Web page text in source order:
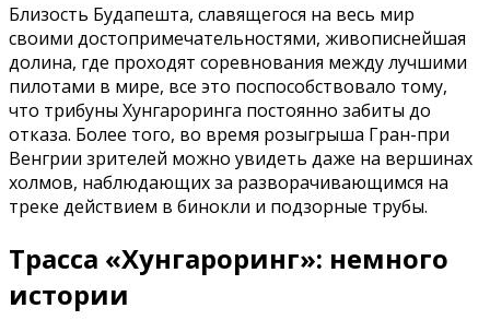
Близость Будапешта, славящегося на весь мир
своими достопримечательностями, живописнейшая
долина, где проходят соревнования между лучшими
пилотами в мире, все это поспособствовало тому,
что трибуны Хунгароринга постоянно забиты до
отказа. Более того, во время розыгрыша Гран-при
Венгрии зрителей можно увидеть даже на вершинах
холмов, наблюдающих за разворачивающимся на
треке действием в бинокли и подзорные трубы.
Трасса «Хунгароринг»: немного
истории